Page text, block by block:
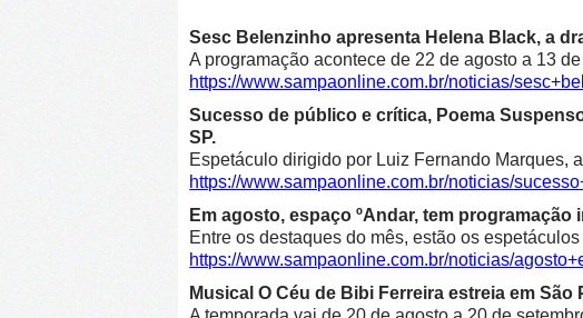
Sesc Belenzinho apresenta Helena Black, a
A programação acontece de 22 de agosto a 13
https://www.sampaonline.com.br/noticias/
Sucesso de público e crítica, Poema
SP.
Espetáculo dirigido por Luiz Fernando Marques,
https://www.sampaonline.com.br/noticias/
Em agosto, espaço ºAndar, tem
Entre os destaques do mês, estão os espetáculos
https://www.sampaonline.com.br/noticias/
Musical O Céu de Bibi Ferreira estreia em